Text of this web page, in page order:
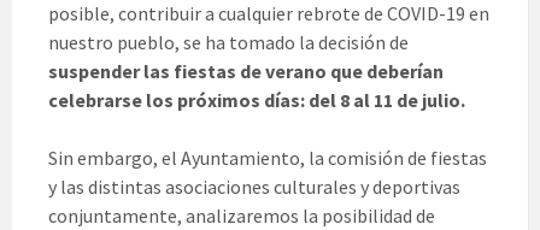
posible, contribuir a cualquier rebrote de COVID-19 en
nuestro pueblo, se ha tomado la decisión de
suspender las fiestas de verano que deberían
celebrarse los próximos días: del 8 al 11 de julio.
Sin embargo, el Ayuntamiento, la comisión de fiestas
y las distintas asociaciones culturales y deportivas
conjuntamente, analizaremos la posibilidad de